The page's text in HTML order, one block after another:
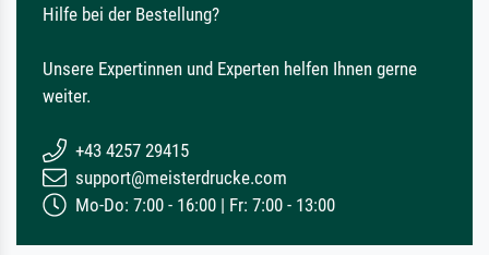
Hilfe bei der Bestellung?
Unsere Expertinnen und Experten helfen Ihnen gerne
weiter.
+43 4257 29415
support@meisterdrucke.com
Mo-Do: 7:00 - 16:00 | Fr: 7:00 - 13:00